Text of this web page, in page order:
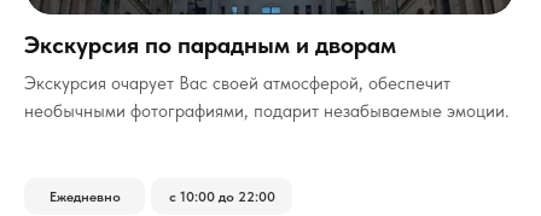
Экскурсия очарует Вас своей атмосферой, обеспечит
необычными фотографиями, подарит незабываемые эмоции.
Ежедневно с 10:00 до 22:00
Экскурсия по парадным и дворам